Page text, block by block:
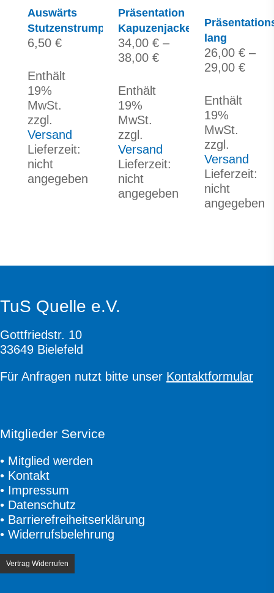
Varianten
auf.
Die
können
auf
der
Produktseite
gewählt
werden
Auswärts
Stutzenstrumpf
6,50 €
Enthält
19%
MwSt.
zzgl.
Versand
Lieferzeit:
nicht
angegeben
Varianten
auf.
Die
Optionen
auf
der
Produktseite
gewählt
werden
Präsentation
Kapuzenjacke
34,00 € –
38,00 €Preisspanne:
Enthält
19%
MwSt.
zzgl.
Versand
Lieferzeit:
nicht
angegeben
Varianten
auf.
Die
Optionen
auf
der
Produktseite
gewählt
werden
lang
26,00€ –
29,00€
Enthält
19%
MwSt.
zzgl.
Versand
Lieferzeit:
nicht
angegeben
TuS Quelle e.V.
Gottfriedstr. 10
33649 Bielefeld
Für Anfragen nutzt bitte unser Kontaktformular
Mitglieder Service
• Mitglied werden
• Kontakt
• Impressum
• Datenschutz
• Barrierefreiheitserklärung
• Widerrufsbelehrung
Vertrag Widerrufen